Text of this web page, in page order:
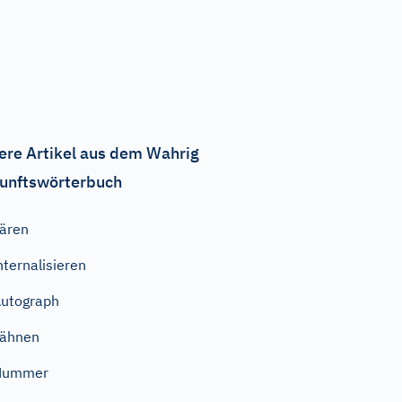
Artikel aus dem Wahrig